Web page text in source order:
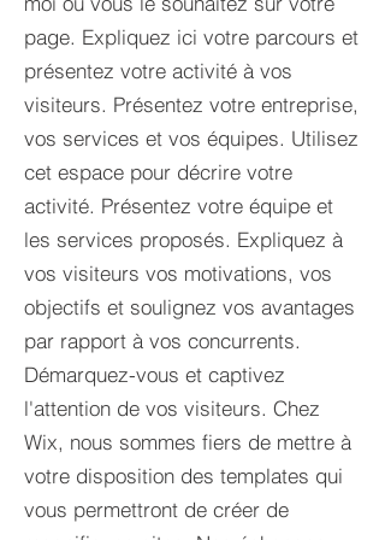
page. Expliquez ici votre parcours et
présentez votre activité à vos
visiteurs. Présentez votre entreprise,
vos services et vos équipes. Utilisez
cet espace pour décrire votre
activité. Présentez votre équipe et
les services proposés. Expliquez à
vos visiteurs vos motivations, vos
objectifs et soulignez vos avantages
par rapport à vos concurrents.
Démarquez-vous et captivez
l'attention de vos visiteurs. Chez
Wix, nous sommes fiers de mettre à
votre disposition des templates qui
vous permettront de créer de